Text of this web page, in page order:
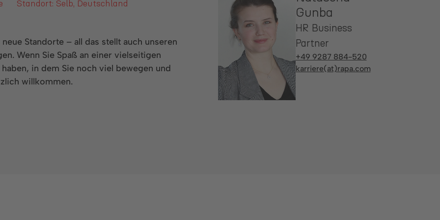
Standort: Selb, Deutschland
Standorte – all das stellt auch unseren
Wenn Sie Spaß an einer vielseitigen
in dem Sie noch viel bewegen und
willkommen.
Gunba
HR Business
Partner
+49 9287 884-520
karriere(at)rapa.com